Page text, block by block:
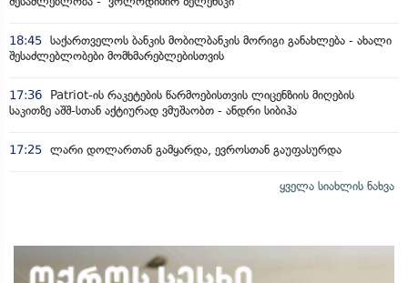
18:45 საქართველოს ბანკის მობილბანკის მორიგი განახლება - ახალი
შესაძლებლობები მომხმარებლებისთვის
17:36
Patriot-ის რაკეტების წარმოებისთვის ლიცენზიის მიღების
საკითზე აშშ-სთან აქტიურად ვმუშაობთ - ანდრი სიბიჰა
17:25 ლარი დოლართან გამყარდა, ევროსთან გაუფასურდა
ყველა სიახლის ნახვა